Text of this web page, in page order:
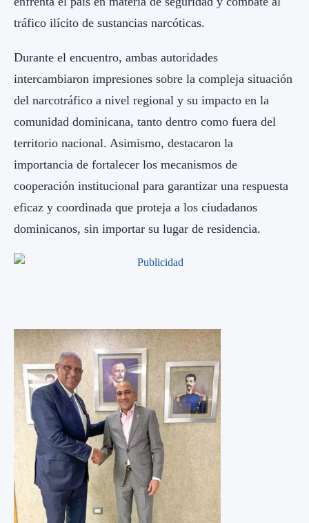
tráfico ilícito de sustancias narcóticas.
Durante el encuentro, ambas autoridades
intercambiaron impresiones sobre la compleja situación
del narcotráfico a nivel regional y su impacto en la
comunidad dominicana, tanto dentro como fuera del
territorio nacional. Asimismo, destacaron la
importancia de fortalecer los mecanismos de
cooperación institucional para garantizar una respuesta
eficaz y coordinada que proteja a los ciudadanos
dominicanos, sin importar su lugar de residencia.